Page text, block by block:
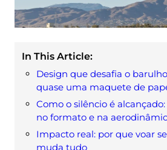
In This Article:
Design que desafia o
quase uma maquete de
Como o silêncio é
no formato e na
Impacto real: por que voar
muda tudo